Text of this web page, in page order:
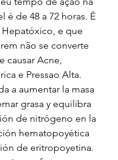
é de 48 a 72 horas. É
e que
não se converte
causar Acne,
e Pressao Alta.
a aumentar la masa
grasa y equilibra
de nitrógeno en la
hematopoyética
de eritropoyetina.